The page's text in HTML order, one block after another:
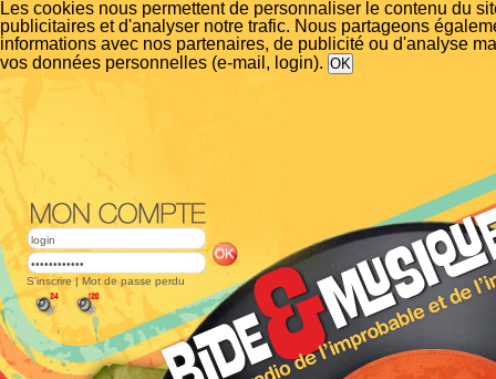
Les cookies nous permettent de personnaliser le contenu du
publicitaires et d'analyser notre trafic. Nous partageons
informations avec nos partenaires, de publicité ou d'analyse
vos données personnelles (e-mail, login).
S'inscrire | Mot de passe perdu